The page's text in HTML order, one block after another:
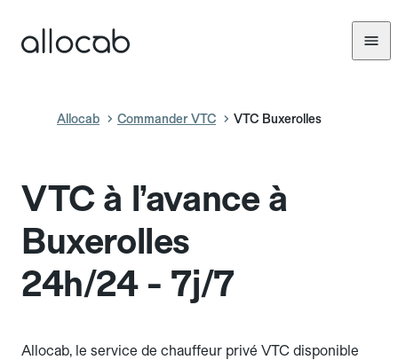
Allocab Commander VTC VTC Buxerolles
VTC à l’avance à
Buxerolles
24h/24 - 7j/7
Allocab, le service de chauffeur privé VTC disponible